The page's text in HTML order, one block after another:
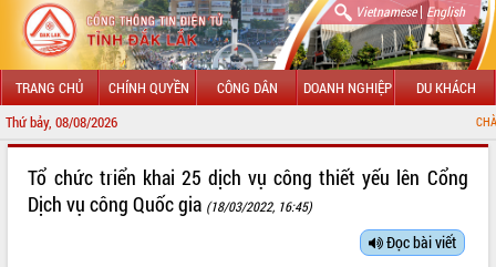
Vietnamese| English
TRANG CHỦ CHÍNH QUYỀN CÔNG DÂN DOANH NGHIỆP DU KHÁCH
Thứ bảy, 08/08/2026 CHÀO MỪNG
LÃNH ĐẠO UBND TỈNH
Tổ chức triển khai 25 dịch vụ công thiết yếu lên Cổng
Dịch vụ công Quốc gia (18/03/2022, 16:45)
Đọc bài viết